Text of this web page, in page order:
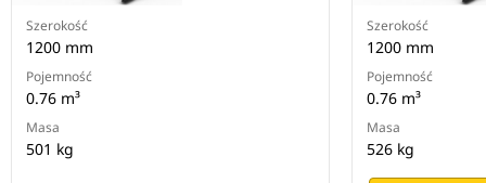
Szerokość
1200 mm
Pojemność
0.76 m³
Masa
501 kg
Szerokość
1200 mm
Pojemność
0.76 m³
Masa
526 kg